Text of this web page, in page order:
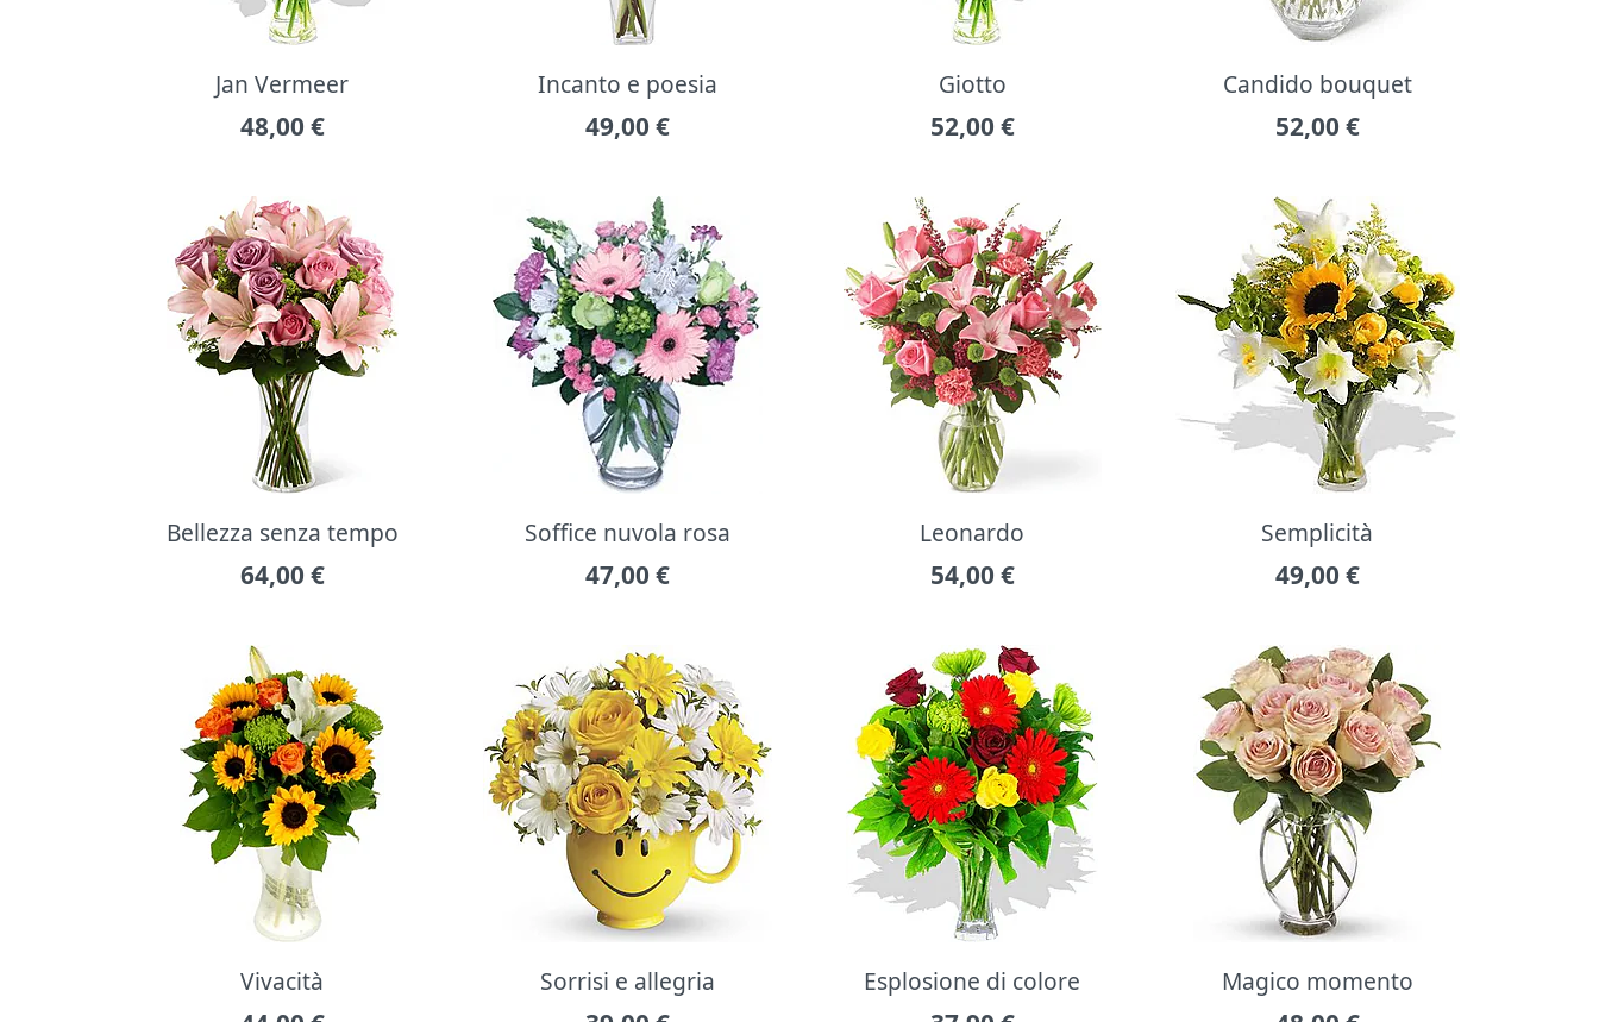
Jan Vermeer
48,00 €
Incanto e poesia
49,00 €
Giotto
52,00 €
Candido bouquet
52,00 €
Bellezza senza tempo
64,00 €
Soffice nuvola rosa
47,00 €
Leonardo
54,00 €
Semplicità
49,00 €
Vivacità Sorrisi e allegria Esplosione di colore Magico momento